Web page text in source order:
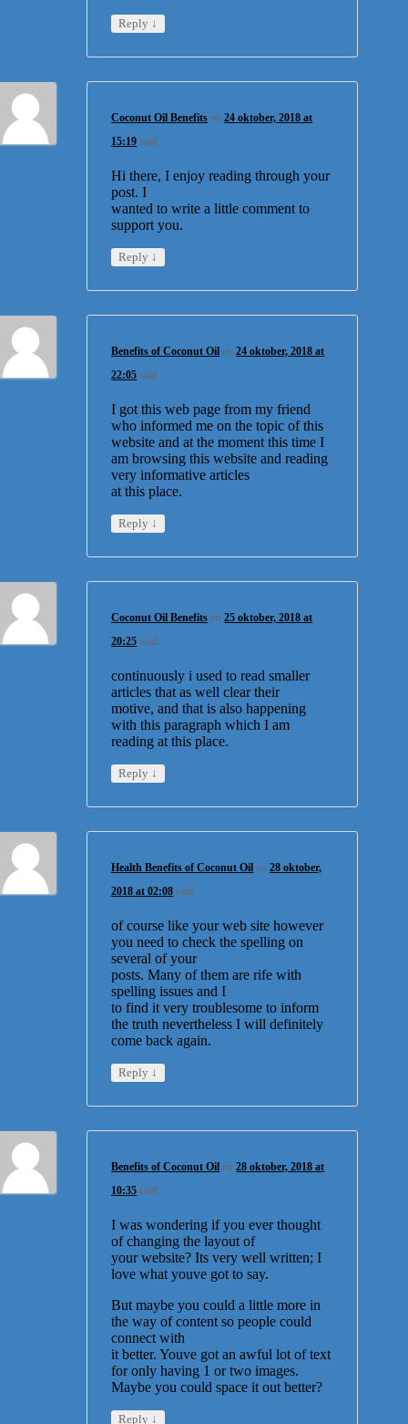
Reply ↓
Coconut Oil Benefits on24 oktober, 2018 at
15:19 said:
Hi there, I enjoy reading through your
post. I
wanted to write a little comment to
support you.
Reply ↓
Benefits of Coconut Oil on24 oktober, 2018 at
22:05 said:
I got this web page from my friend
who informed me on the topic of this
website and at the moment this time I
am browsing this website and reading
very informative articles
at this place.
Reply ↓
Coconut Oil Benefits on25 oktober, 2018 at
20:25 said:
continuously i used to read smaller
articles that as well clear their
motive, and that is also happening
with this paragraph which I am
reading at this place.
Reply ↓
Health Benefits of Coconut Oil on28 oktober,
2018 at 02:08 said:
of course like your web site however
you need to check the spelling on
several of your
posts. Many of them are rife with
spelling issues and I
to find it very troublesome to inform
the truth nevertheless I will definitely
come back again.
Reply ↓
Benefits of Coconut Oil on28 oktober, 2018 at
10:35 said:
I was wondering if you ever thought
of changing the layout of
your website? Its very well written; I
love what youve got to say.
But maybe you could a little more in
the way of content so people could
connect with
it better. Youve got an awful lot of text
for only having 1 or two images.
Maybe you could space it out better?
Reply ↓